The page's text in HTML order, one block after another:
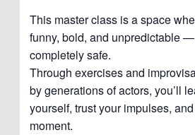
This master class is a space
funny, bold, and unpredictable
completely safe.
Through exercises and
by generations of actors, you’ll
yourself, trust your impulses,
moment.